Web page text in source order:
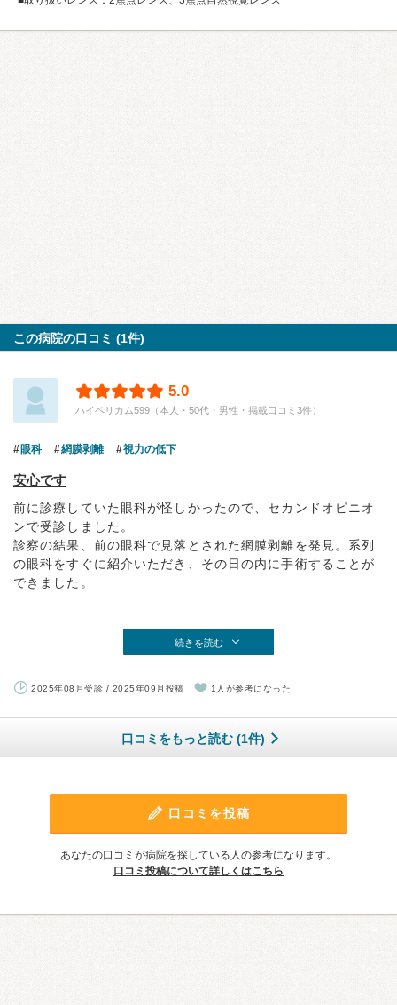
この病院の口コミ (1件)
5.0
ハイペリカム599（本人・50代・男性・掲載口コミ3件）
眼科 網膜剥離 視力の低下
安心です
前に診療していた眼科が怪しかったので、セカンドオピニオ
ンで受診しました。
診察の結果、前の眼科で見落とされた網膜剥離を発見。系列
の眼科をすぐに紹介いただき、その日の内に手術することが
できました。
続きを読む
2025年08月受診 / 2025年09月投稿 1人が参考になった
口コミをもっと読む (1件)
口コミを投稿
あなたの口コミが病院を探している人の参考になります。
口コミ投稿について詳しくはこちら